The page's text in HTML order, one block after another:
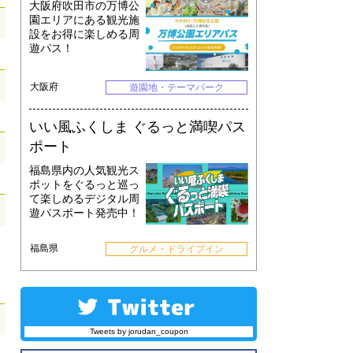
大阪府吹田市の万博公
園エリアにある観光施
設をお得に楽しめる周
遊パス！
大阪府 遊園地・テーマパーク
いい風ふくしま ぐるっと満喫パス
ポート
福島県内の人気観光ス
ポットをぐるっと巡っ
て楽しめるデジタル周
遊パスポート発売中！
福島県 グルメ・ドライブイン
Tweets by jorudan_coupon